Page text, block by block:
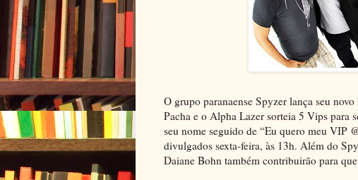
O grupo paranaense Spyzer lança seu
Pacha e o Alpha Lazer sorteia 5 Vips para
seu nome seguido de “Eu quero meu VIP
divulgados sexta-feira, às 13h. Além do
Daiane Bohn também contribuirão para